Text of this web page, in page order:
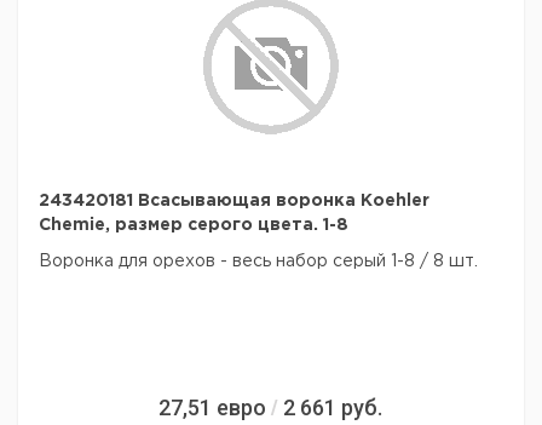
243420181 Всасывающая воронка Koehler
Chemie, размер серого цвета. 1-8
Воронка для орехов - весь набор серый 1-8 / 8 шт.
27,51 евро / 2 661 руб.